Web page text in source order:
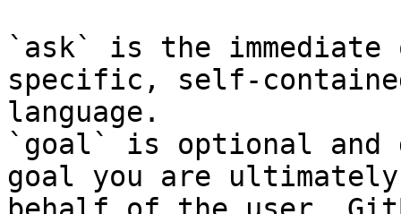
`ask` is the
specific, self-
language.
`goal` is optional and
goal you are